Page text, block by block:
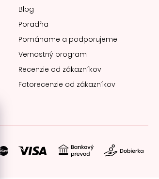
Blog
Poradňa
Pomáhame a podporujeme
Vernostný program
Recenzie od zákazníkov
Fotorecenzie od zákazníkov